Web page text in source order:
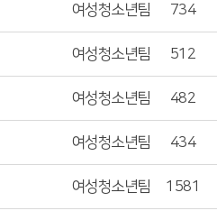
여성청소년팀 734
여성청소년팀 512
여성청소년팀 482
여성청소년팀 434
여성청소년팀 1581